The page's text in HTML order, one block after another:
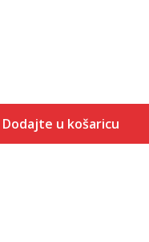
Dodajte u košaricu